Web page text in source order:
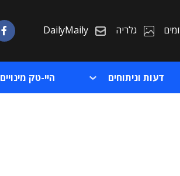
גלריה DailyMaily
דעות וניתוחים היי-טק מינויים